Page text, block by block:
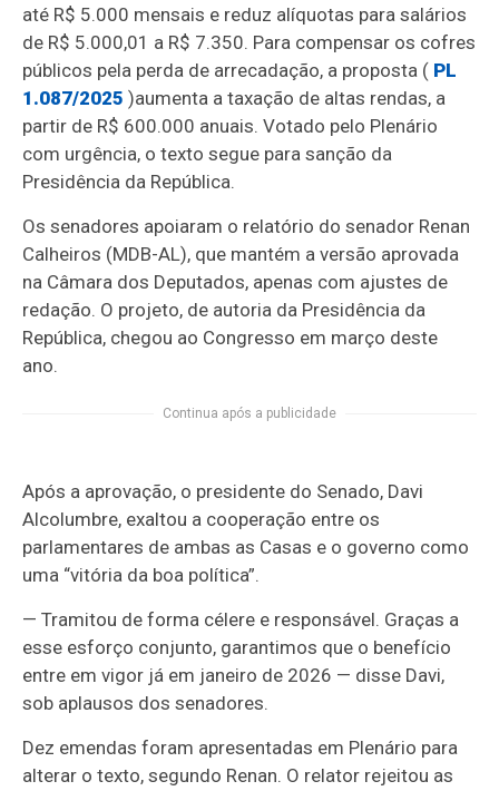
até R$ 5.000 mensais e reduz alíquotas para salários
de R$ 5.000,01 a R$ 7.350. Para compensar os cofres
públicos pela perda de arrecadação, a proposta ( PL
1.087/2025 )aumenta a taxação de altas rendas, a
partir de R$ 600.000 anuais. Votado pelo Plenário
com urgência, o texto segue para sanção da
Presidência da República.
Os senadores apoiaram o relatório do senador Renan
Calheiros (MDB-AL), que mantém a versão aprovada
na Câmara dos Deputados, apenas com ajustes de
redação. O projeto, de autoria da Presidência da
República, chegou ao Congresso em março deste
ano.
Continua após a publicidade
Após a aprovação, o presidente do Senado, Davi
Alcolumbre, exaltou a cooperação entre os
parlamentares de ambas as Casas e o governo como
uma “vitória da boa política”.
— Tramitou de forma célere e responsável. Graças a
esse esforço conjunto, garantimos que o benefício
entre em vigor já em janeiro de 2026 — disse Davi,
sob aplausos dos senadores.
Dez emendas foram apresentadas em Plenário para
alterar o texto, segundo Renan. O relator rejeitou as